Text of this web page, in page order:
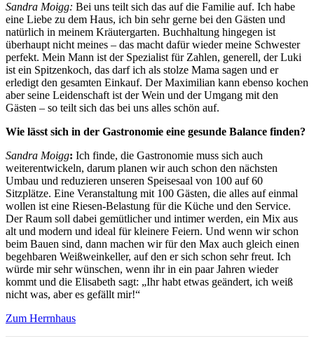
Sandra Moigg: Bei uns teilt sich das auf die Familie auf. Ich habe
eine Liebe zu dem Haus, ich bin sehr gerne bei den Gästen und
natürlich in meinem Kräutergarten. Buchhaltung hingegen ist
überhaupt nicht meines – das macht dafür wieder meine Schwester
perfekt. Mein Mann ist der Spezialist für Zahlen, generell, der Luki
ist ein Spitzenkoch, das darf ich als stolze Mama sagen und er
erledigt den gesamten Einkauf. Der Maximilian kann ebenso kochen
aber seine Leidenschaft ist der Wein und der Umgang mit den
Gästen – so teilt sich das bei uns alles schön auf.
Wie lässt sich in der Gastronomie eine gesunde Balance finden?
Sandra Moigg: Ich finde, die Gastronomie muss sich auch
weiterentwickeln, darum planen wir auch schon den nächsten
Umbau und reduzieren unseren Speisesaal von 100 auf 60
Sitzplätze. Eine Veranstaltung mit 100 Gästen, die alles auf einmal
wollen ist eine Riesen-Belastung für die Küche und den Service.
Der Raum soll dabei gemütlicher und intimer werden, ein Mix aus
alt und modern und ideal für kleinere Feiern. Und wenn wir schon
beim Bauen sind, dann machen wir für den Max auch gleich einen
begehbaren Weißweinkeller, auf den er sich schon sehr freut. Ich
würde mir sehr wünschen, wenn ihr in ein paar Jahren wieder
kommt und die Elisabeth sagt: „Ihr habt etwas geändert, ich weiß
nicht was, aber es gefällt mir!“
Zum Herrnhaus